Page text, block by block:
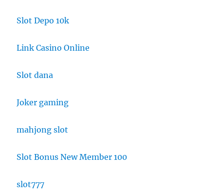
Slot Depo 10k
Link Casino Online
Slot dana
Joker gaming
mahjong slot
Slot Bonus New Member 100
slot777